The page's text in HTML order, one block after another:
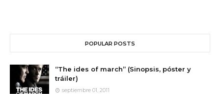
POPULAR POSTS
“The ides of march” (Sinopsis, póster y
tráiler)
septiembre 01, 2011